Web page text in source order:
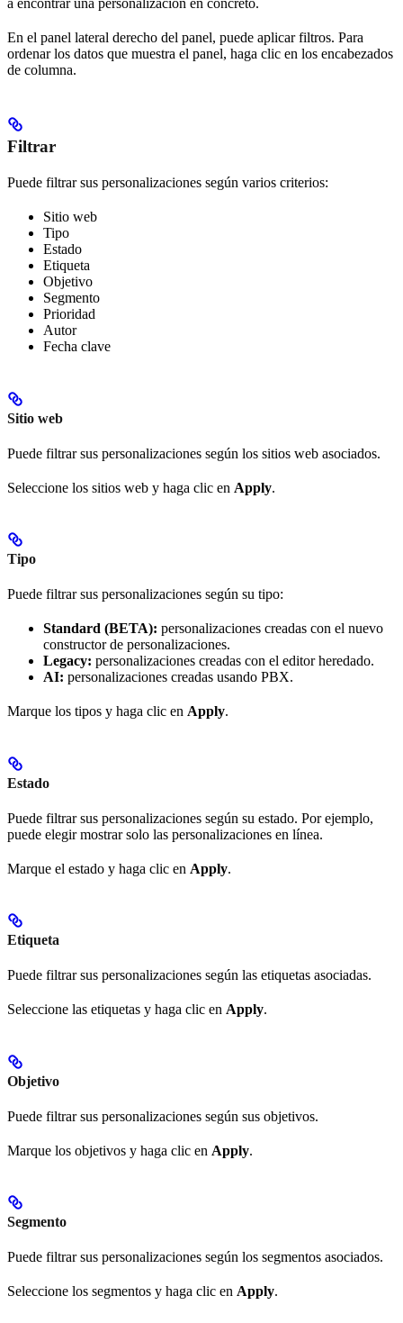
a encontrar una personalización en concreto.
En el panel lateral derecho del panel, puede aplicar filtros. Para
ordenar los datos que muestra el panel, haga clic en los encabezados
de columna.
Filtrar
Puede filtrar sus personalizaciones según varios criterios:
Sitio web
Tipo
Estado
Etiqueta
Objetivo
Segmento
Prioridad
Autor
Fecha clave
Sitio web
Puede filtrar sus personalizaciones según los sitios web asociados.
Seleccione los sitios web y haga clic en Apply.
Tipo
Puede filtrar sus personalizaciones según su tipo:
Standard (BETA): personalizaciones creadas con el nuevo
constructor de personalizaciones.
Legacy: personalizaciones creadas con el editor heredado.
AI: personalizaciones creadas usando PBX.
Marque los tipos y haga clic en Apply.
Estado
Puede filtrar sus personalizaciones según su estado. Por ejemplo,
puede elegir mostrar solo las personalizaciones en línea.
Marque el estado y haga clic en Apply.
Etiqueta
Puede filtrar sus personalizaciones según las etiquetas asociadas.
Seleccione las etiquetas y haga clic en Apply.
Objetivo
Puede filtrar sus personalizaciones según sus objetivos.
Marque los objetivos y haga clic en Apply.
Segmento
Puede filtrar sus personalizaciones según los segmentos asociados.
Seleccione los segmentos y haga clic en Apply.